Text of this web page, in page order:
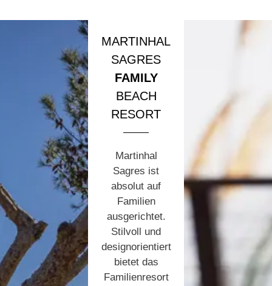
MARTINHAL
SAGRES
FAMILY
BEACH
RESORT
Martinhal
Sagres ist
absolut auf
Familien
ausgerichtet.
Stilvoll und
designorientiert
bietet das
Familienresort